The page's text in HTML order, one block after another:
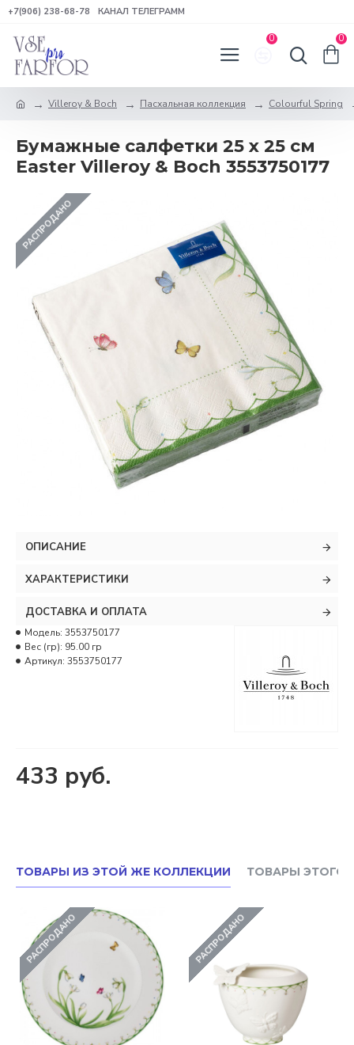
+7(906) 238-68-78 КАНАЛ ТЕЛЕГРАММ
0 0
Villeroy & Boch Пасхальная коллекция Colourful Spring
Бумажные салфетки 25 x 25 см
Easter Villeroy & Boch 3553750177
РАСПРОДАНО
ОПИСАНИЕ
ХАРАКТЕРИСТИКИ
ДОСТАВКА И ОПЛАТА
433 руб.
Модель: 3553750177
Вес (гр): 95.00 гр
Артикул: 3553750177
ТОВАРЫ ИЗ ЭТОЙ ЖЕ КОЛЛЕКЦИИ ТОВАРЫ ЭТОГО
РАСПРОДАНО РАСПРОДАНО